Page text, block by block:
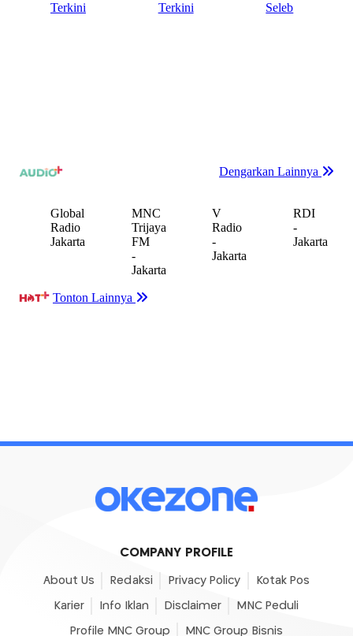
COMPANY PROFILE
About Us Redaksi Privacy Policy Kotak Pos
Karier Info Iklan Disclaimer MNC Peduli
Profile MNC Group MNC Group Bisnis